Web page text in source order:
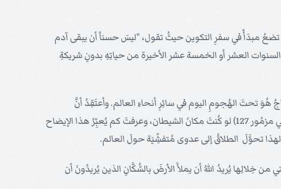
تضعُ مبدَأً في سفرِ التكوين حيثُ تقول، "ليسَ حسناً أن يبقى آدم
العشر أو الخمسة عشر الأخيرة من حياتِهِ بدونِ شريكةِ
هُوَ تحتَ الهُجومِ اليوم في سائِرِ أنحاءِ العالم. وأعتَقِدُ أنَّ
الشيطانَ يعرِفُ أنَّ الأزواجَ هُم القوس الذي منهُ ينطَلِقُ الأولادُ كالسهام، إلى هذا العالم. (ولقد شارَكَ سُليمانُ الحكيم معنا هذا الإيضاح في مزمُور 127) لو كُنتَ مكانَ الشيطان، وعرفتَ كم يُعبِّرُ هذا الإيضاح
تحوَّلَ الطلاقُ إلى عدوى مُتفشِّيَة حولَ العالم.
من خِلالِها يُريدُ اللهُ أن يملأَ الأرضَ بالسُّكَّانِ الذين يُريدُونَ أن